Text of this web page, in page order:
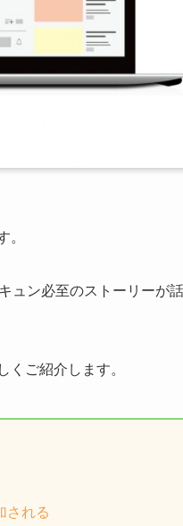
。
ュン必至のストーリーが
くご紹介します。
される